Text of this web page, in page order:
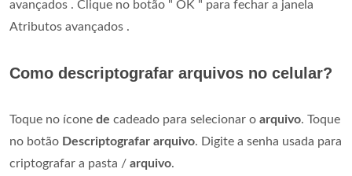
avançados . Clique no botão " OK " para fechar a janela
Atributos avançados .
Como descriptografar arquivos no celular?
Toque no ícone de cadeado para selecionar o arquivo. Toque
no botão Descriptografar arquivo. Digite a senha usada para
criptografar a pasta / arquivo.